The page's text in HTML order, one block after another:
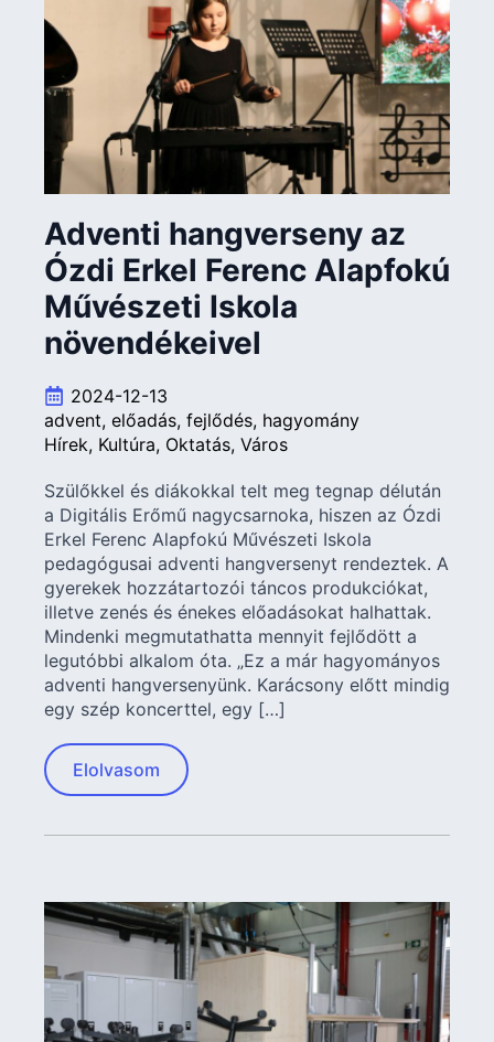
Adventi hangverseny az
Ózdi Erkel Ferenc Alapfokú
Művészeti Iskola
növendékeivel
2024-12-13
advent előadás fejlődés hagyomány
Hírek Kultúra Oktatás Város
Szülőkkel és diákokkal telt meg tegnap délután
a Digitális Erőmű nagycsarnoka, hiszen az Ózdi
Erkel Ferenc Alapfokú Művészeti Iskola
pedagógusai adventi hangversenyt rendeztek. A
gyerekek hozzátartozói táncos produkciókat,
illetve zenés és énekes előadásokat halhattak.
Mindenki megmutathatta mennyit fejlődött a
legutóbbi alkalom óta. „Ez a már hagyományos
adventi hangversenyünk. Karácsony előtt mindig
egy szép koncerttel, egy […]
Elolvasom